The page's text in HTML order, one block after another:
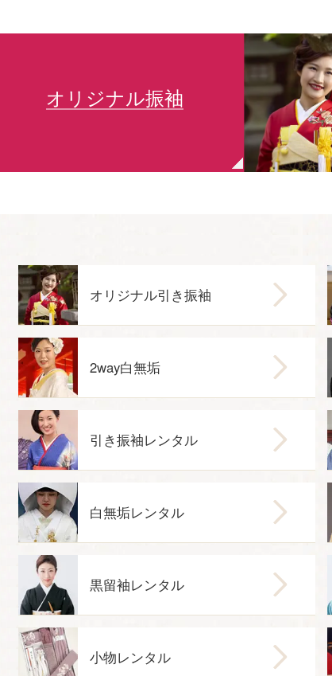
オリジナル振袖
オリジナル引き振袖
2way白無垢
引き振袖レンタル
白無垢レンタル
黒留袖レンタル
小物レンタル